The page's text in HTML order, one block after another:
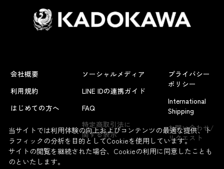
会社概要
利用規約
はじめての方へ
ソーシャルメディア
LINE IDの連携ガイド
FAQ
特定商取引法に
関する表示
プライバシー
ポリシー
International
Shipping
お問い合わせ/
リクエスト
当サイトでは利用体験の向上およびコンテンツの最適な提供、ト
ラフィックの分析を目的としてCookieを使用しています。
サイトの閲覧を継続された場合、Cookieの利用に同意したことも
のといたします。